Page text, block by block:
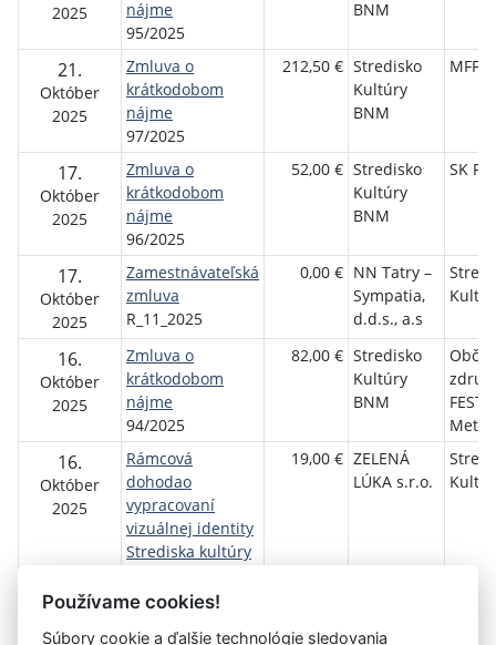
2025
nájme
95/2025
BNM
21.
Október
2025
Zmluva o
krátkodobom
nájme
97/2025
212,50 € Stredisko
Kultúry
BNM
MFF
17.
Október
2025
Zmluva o
krátkodobom
nájme
96/2025
52,00 € Stredisko
Kultúry
BNM
SK
17.
Október
2025
Zamestnávateľská
zmluva
R_11_2025
0,00 € NN Tatry –
Sympatia,
d.d.s., a.s
16.
Október
2025
Zmluva o
krátkodobom
nájme
94/2025
82,00 € Stredisko
Kultúry
BNM
16.
Október
2025
Rámcová
dohodao
vypracovaní
vizuálnej identity
Strediska kultúry
R_10_2025
19,00 € ZELENÁ
LÚKA s.r.o.
Používame cookies!
Súbory cookie a ďalšie technológie sledovania